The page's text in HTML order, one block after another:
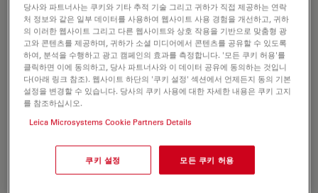
당사와 파트너사는 쿠키와 기타 추적 기술 그리고 귀하가 직접 제공하는 연락
처 정보와 같은 일부 데이터를 사용하여 웹사이트 사용 경험을 개선하고, 귀하
의 이러한 웹사이트 그리고 다른 웹사이트와 상호 작용을 기반으로 맞춤형 광
고와 콘텐츠를 제공하며, 귀하가 소셜 미디어에서 콘텐츠를 공유할 수 있도록
하여, 분석을 수행하고 광고 캠페인의 효과를 측정합니다. '모든 쿠키 허용'를
클릭하면 이에 동의하고, 당사 파트너사와 이 데이터 공유에 동의하는 것입니
다(아래 링크 참조). 웹사이트 하단의 '쿠키 설정' 섹션에서 언제든지 동의 기본
설정을 변경할 수 있습니다. 당사의 쿠키 사용에 대한 자세한 내용은 쿠키 고지
를 참조하십시오.
Leica Microsystems Cookie Partners Details
쿠키 설정 모든 쿠키 허용